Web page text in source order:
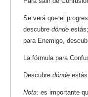
Se verá que el
descubre dónde
para Enemigo,
La fórmula para
Descubre dónde
Nota: es importante